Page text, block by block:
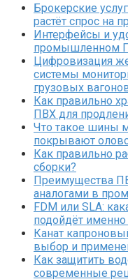
Брокерские
растёт спрос на
Интерфейсы и
промышленном
Цифровизация
системы
грузовых
Как правильно
ПВХ для
Что такое шины
покрывают
Как правильно
сборки?
Преимущества
аналогами в
FDM или SLA:
подойдёт
Канат
выбор и
Как защитить
современные